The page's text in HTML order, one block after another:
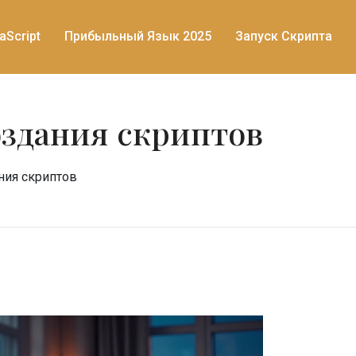
Прибыльный Язык 2025 Запуск Скрипта
скриптов
скриптов